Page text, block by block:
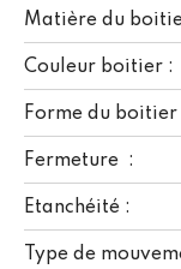
Matière du
Couleur boitier :
Forme du boitier
Fermeture :
Etanchéité :
Type de